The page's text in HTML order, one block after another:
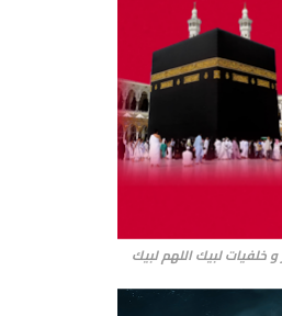
خلفيات لبيك اللهم لبيك